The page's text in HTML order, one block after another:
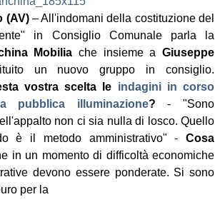
(AV)– All'indomani della costituzione del
in Consiglio Comunale parla la
Mobilia che insieme aGiuseppe
un nuovo gruppo in consiglio.
vostra scelta le indagini in corso
pubblica illuminazione? - "Sono
non ci sia nulla di losco. Quello
è il metodo amministrativo" - Cosa
in un momento di difficoltà economiche
devono essere ponderate. Si sono
per la